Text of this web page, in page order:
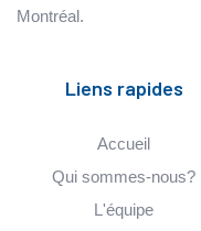
Montréal.
Liens rapides
Accueil
Qui sommes-nous?
L'équipe